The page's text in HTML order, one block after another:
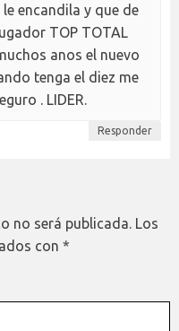
encandila y que de
TOP TOTAL
anos el nuevo
tenga el diez me
. LIDER.
Responder
no será publicada. Los
con *